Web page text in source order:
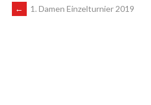
ARTIKEL-
← 1. Damen Einzelturnier 2019